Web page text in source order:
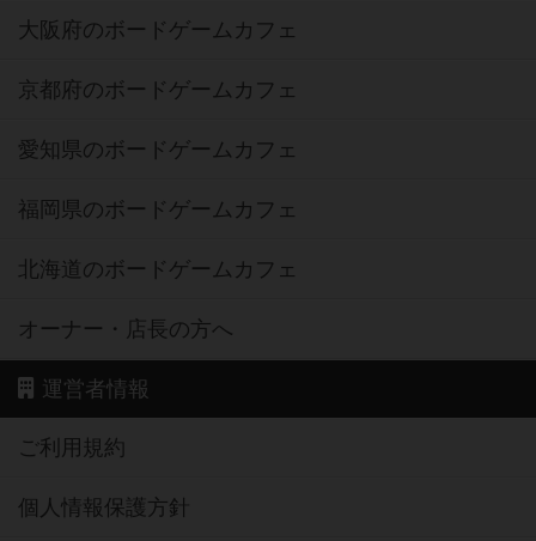
大阪府のボードゲームカフェ
京都府のボードゲームカフェ
愛知県のボードゲームカフェ
福岡県のボードゲームカフェ
北海道のボードゲームカフェ
オーナー・店長の方へ
運営者情報
ご利用規約
個人情報保護方針